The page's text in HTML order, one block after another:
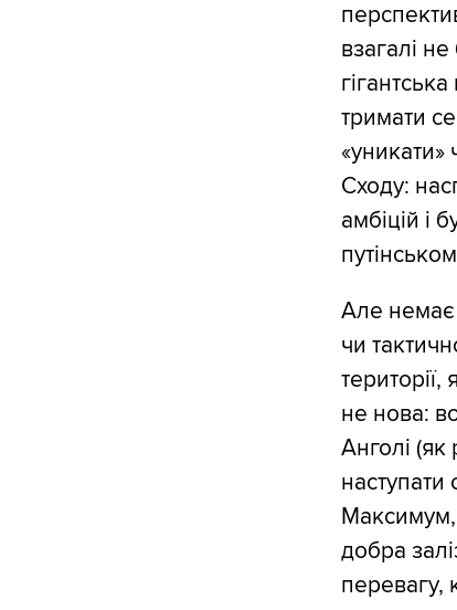
взагалі
тримати
«уникати»
Сходу:
амбіцій і
Але
чи
не нова:
Анголі (як
Максимум,
добра
перевагу,